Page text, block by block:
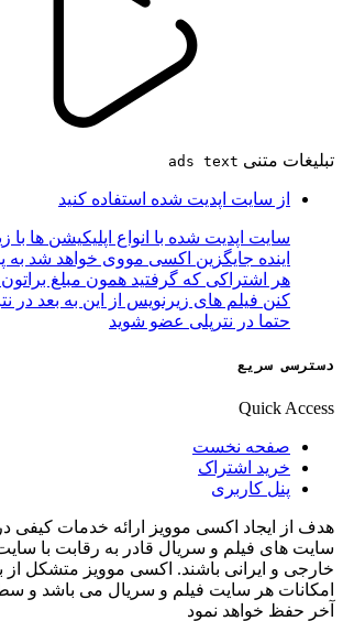
تبلیغات متنی ads text
از سایت اپدیت شده استفاده کنید
سایت اپدیت شده با انواع اپلیکیشن ها
اینده جایگزین اکسی مووی خواهد شد به
هر اشتراکی که گرفتید همون مبلغ
کنن فیلم های زیرنویس از این به بعد در
حتما در نترپلی عضو شوید
دسترسی سریع
Quick Access
صفحه نخست
خرید اشتراک
پنل کاربری
هدف از ایجاد اکسی موویز ارائه خدمات کیفی
سایت های فیلم و سریال قادر به رقابت با
خارجی و ایرانی باشند. اکسی موویز متشکل از
امکانات هر سایت فیلم و سریال می باشد و
آخر حفظ خواهد نمود